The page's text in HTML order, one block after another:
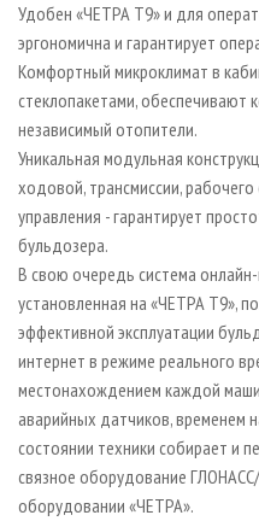
Удобен «ЧЕТРА Т9» и для
эргономична и гарантирует
Комфортный микроклимат в
стеклопакетами, обеспечивают
независимый отопители.
Уникальная модульная
ходовой, трансмиссии,
управления - гарантирует
бульдозера.
В свою очередь система
установленная на «ЧЕТРА Т9»,
эффективной эксплуатации
интернет в режиме реального
местонахождением каждой
аварийных датчиков,
состоянии техники собирает и
связное оборудование
оборудовании «ЧЕТРА».